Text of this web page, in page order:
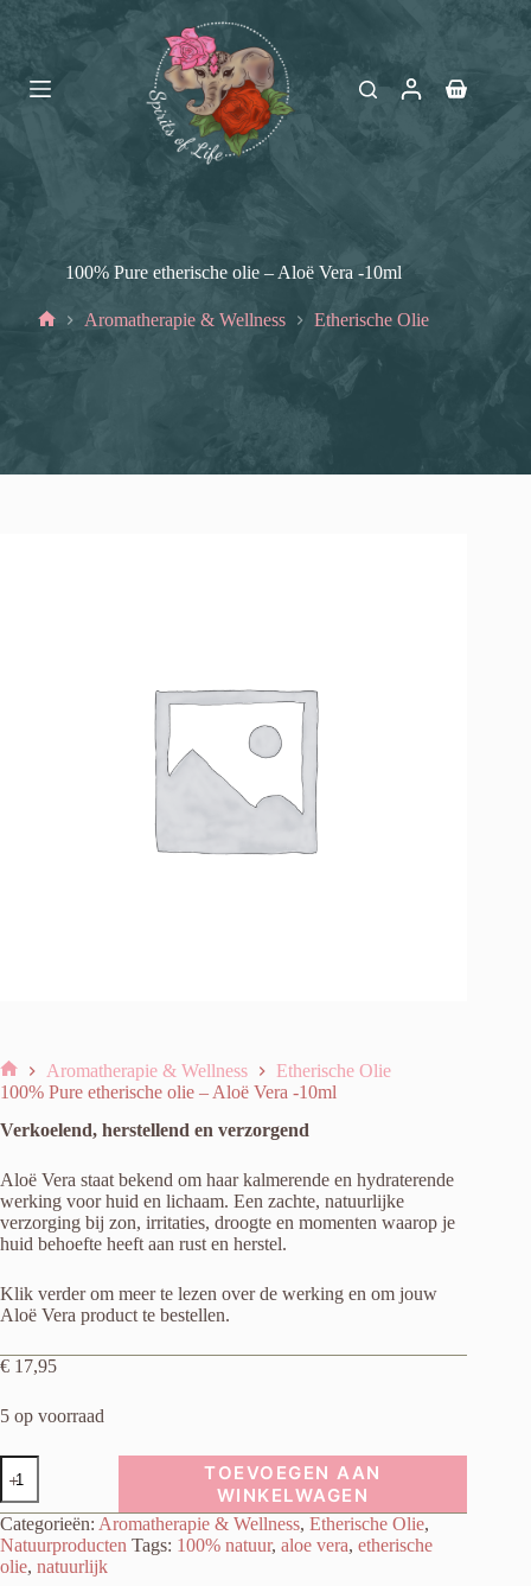
100% Pure etherische olie – Aloë Vera -10ml
Aromatherapie & Wellness Etherische Olie
Home
Aromatherapie & Wellness
Etherische Olie
100% Pure etherische olie – Aloë Vera -10ml
Verkoelend, herstellend en verzorgend
Aloë Vera staat bekend om haar kalmerende en hydraterende
werking voor huid en lichaam. Een zachte, natuurlijke
verzorging bij zon, irritaties, droogte en momenten waarop je
huid behoefte heeft aan rust en herstel.
Klik verder om meer te lezen over de werking en om jouw
Aloë Vera product te bestellen.
€ 17,95
5 op voorraad
100%
Pure
etherische
olie
-
Aloë
TOEVOEGEN AAN
WINKELWAGEN
Categorieën: Aromatherapie & Wellness, Etherische Olie,
Natuurproducten Tags: 100% natuur, aloe vera, etherische
olie, natuurlijk